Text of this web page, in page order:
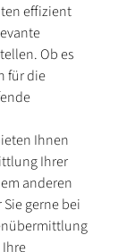
effizient
Ob es
für die
Ihnen
Ihrer
anderen
gerne bei